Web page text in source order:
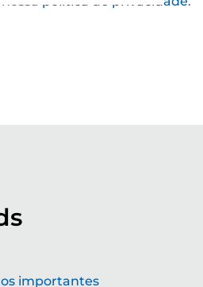
de
importantes